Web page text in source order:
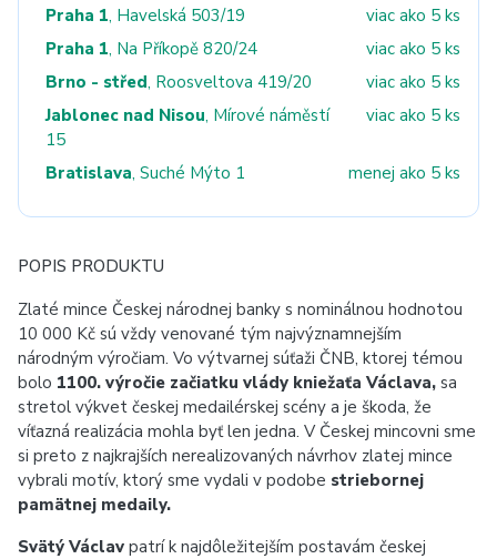
Praha 1, Havelská 503/19
viac ako 5 ks
Praha 1, Na Příkopě 820/24
viac ako 5 ks
Brno - střed, Roosveltova 419/20
viac ako 5 ks
Jablonec nad Nisou, Mírové náměstí
15
viac ako 5 ks
Bratislava, Suché Mýto 1 menej ako 5 ks
POPIS PRODUKTU
Zlaté mince Českej národnej banky s nominálnou hodnotou
10 000 Kč sú vždy venované tým najvýznamnejším
národným výročiam. Vo výtvarnej súťaži ČNB, ktorej témou
bolo 1100. výročie začiatku vlády kniežaťa Václava, sa
stretol výkvet českej medailérskej scény a je škoda, že
víťazná realizácia mohla byť len jedna. V Českej mincovni sme
si preto z najkrajších nerealizovaných návrhov zlatej mince
vybrali motív, ktorý sme vydali v podobe striebornej
pamätnej medaily.
Svätý Václav patrí k najdôležitejším postavám českej